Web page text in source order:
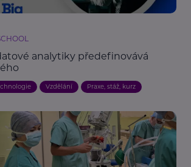
analytiky předefinovává
Vzdělání Praxe, stáž, kurz